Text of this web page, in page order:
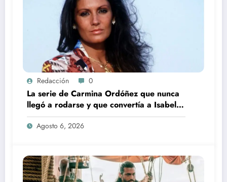
Redacción 0
La serie de Carmina Ordóñez que nunca
llegó a rodarse y que convertía a Isabel
Pantoja en la gran antagonista
Agosto 6, 2026